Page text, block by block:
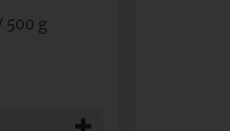
/ 500 g